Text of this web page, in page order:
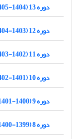
دوره 13 (1404-1405)
دوره 12 (1403-1404)
دوره 11 (1402-1403)
دوره 10 (1401-1402)
دوره 9 (1400-1401)
دوره 8 (1399-1400)